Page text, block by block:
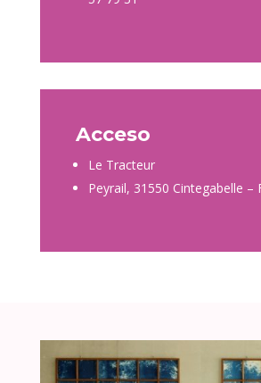
Acceso
Le Tracteur
Peyrail, 31550 Cintegabelle –